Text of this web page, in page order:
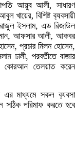
আয়ুব আলী, সাধারণ
খায়ের, বিশিষ্ট ব‍্যবসায়ী
ইসলাম, এড রিজাউল
আফসার আলী, আকবর
প্রচার মিলন হোসেন,
ঢালী, পরবর্তীতে বাজার
কোরআন তেলয়াত করেন
এর মাধ্যমে সকল ব‍্যবসা
সঠিক পরিমাফ করতে হবে